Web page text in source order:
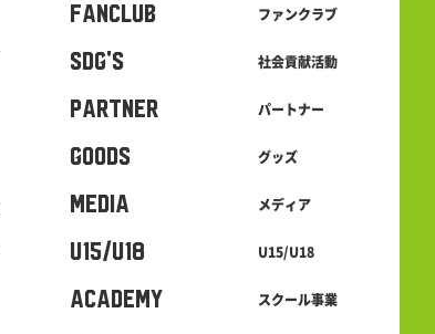
FANCLUB ファンクラブ
SDG's 社会貢献活動
PARTNER パートナー
GOODS グッズ
MEDIA メディア
U15/U18 U15/U18
ACADEMY スクール事業